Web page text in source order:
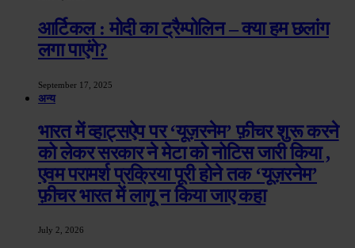
आर्टिकल : मोदी का ट्रैम्पोलिन – क्या हम छलांग
लगा पाएंगे?
September 17, 2025
अन्य
भारत में व्हाट्सऐप पर ‘यूज़रनेम’ फ़ीचर शुरू करने
को लेकर सरकार ने मेटा को नोटिस जारी किया ,
एवम परामर्श प्रक्रिया पूरी होने तक ‘यूज़रनेम’
फ़ीचर भारत में लागू न किया जाए कहा
July 2, 2026